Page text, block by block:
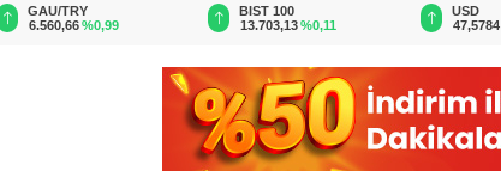
BIST 100
13.703,13%0,11
USD
47,5784%0,04
EUR
55,0916